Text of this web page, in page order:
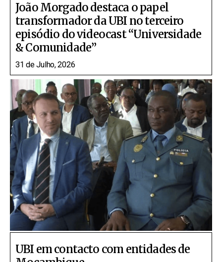
João Morgado destaca o papel
transformador da UBI no terceiro
episódio do videocast “Universidade
& Comunidade”
31 de Julho, 2026
UBI em contacto com entidades de